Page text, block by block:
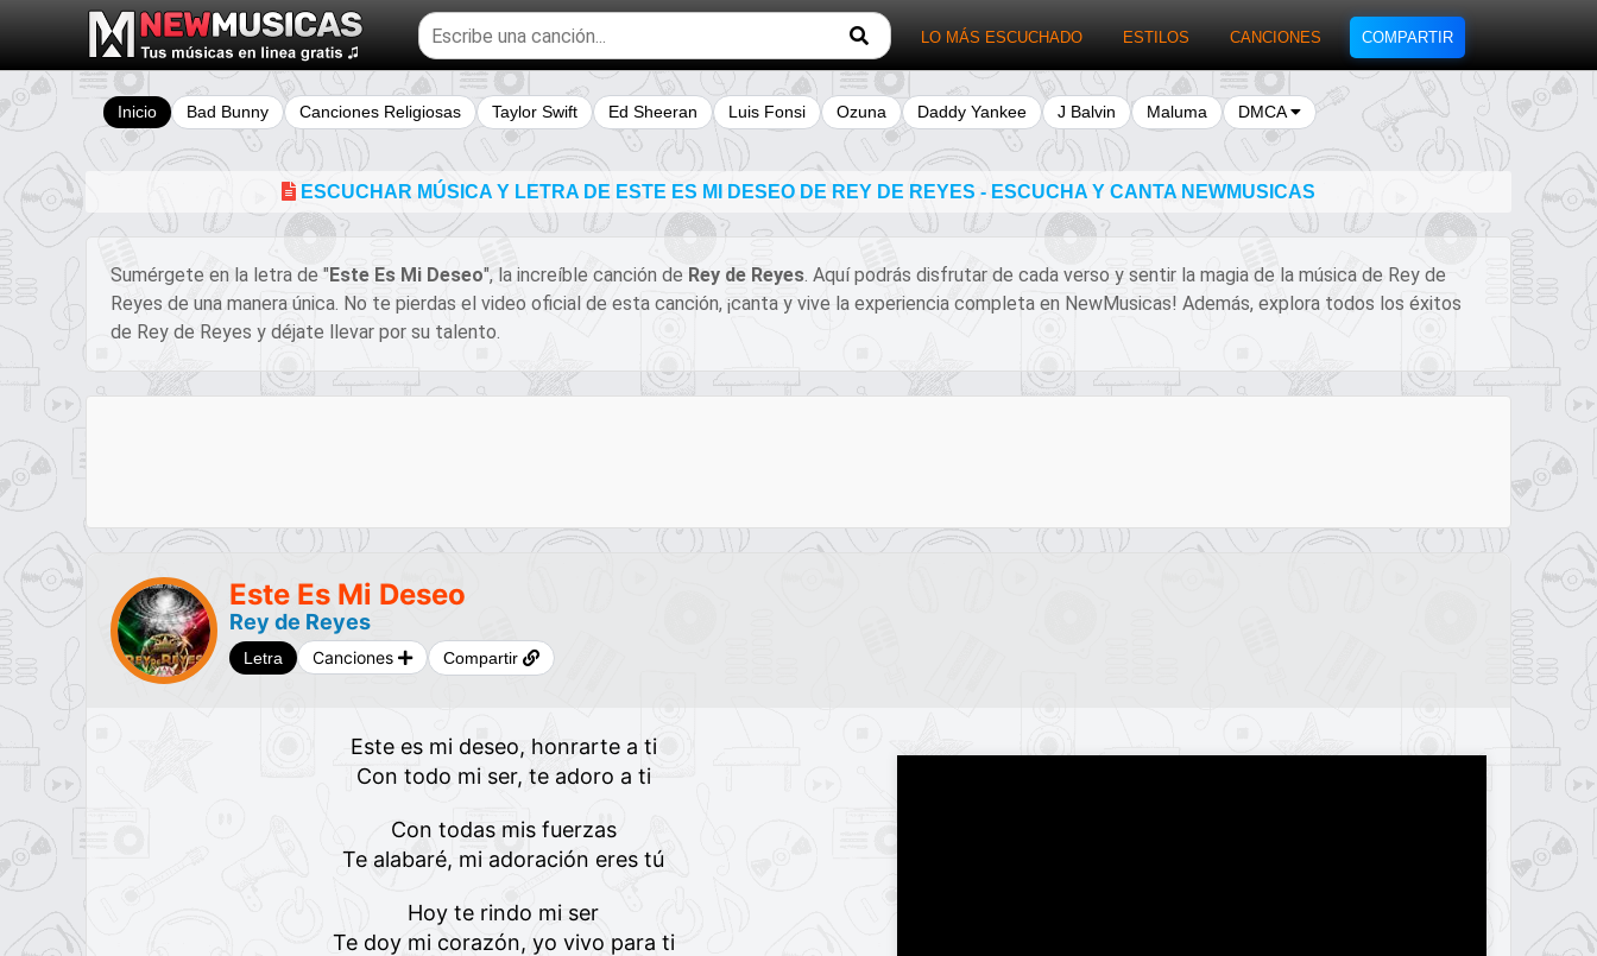
Buscar
temas
musicales
LO MÁS ESCUCHADO ESTILOS CANCIONES COMPARTIR
Inicio Bad Bunny Canciones Religiosas Taylor Swift Ed Sheeran Luis Fonsi Ozuna Daddy Yankee J Balvin Maluma DMCA
ESCUCHAR MÚSICA Y LETRA DE ESTE ES MI DESEO DE REY DE REYES - ESCUCHA Y CANTA NEWMUSICAS
Sumérgete en la letra de "Este Es Mi Deseo", la increíble canción de Rey de Reyes. Aquí podrás disfrutar de cada verso y sentir la magia de la música de Rey de
Reyes de una manera única. No te pierdas el video oficial de esta canción, ¡canta y vive la experiencia completa en NewMusicas! Además, explora todos los éxitos
de Rey de Reyes y déjate llevar por su talento.
Este Es Mi Deseo
Rey de Reyes
Letra Canciones Compartir
Este es mi deseo, honrarte a ti
Con todo mi ser, te adoro a ti
Con todas mis fuerzas
Te alabaré, mi adoración eres tú
Hoy te rindo mi ser
Te doy mi corazón, yo vivo para ti